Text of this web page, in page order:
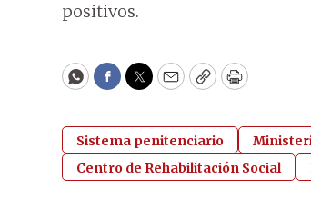
positivos.
WhatsApp
Facebook
Twitter
EmailCopyPrint
Sistema penitenciario
Centro de Rehabilitación Social